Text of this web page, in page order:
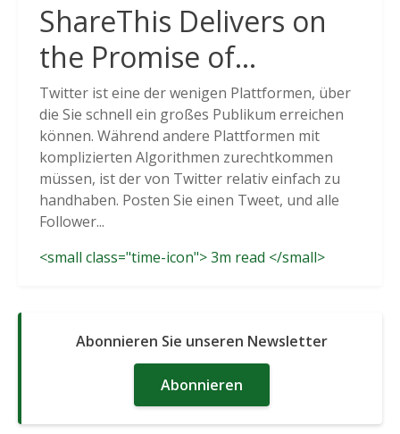
ShareThis Delivers on
the Promise of
Cookieless Data
Solutions
Twitter ist eine der wenigen Plattformen, über
die Sie schnell ein großes Publikum erreichen
können. Während andere Plattformen mit
komplizierten Algorithmen zurechtkommen
müssen, ist der von Twitter relativ einfach zu
handhaben. Posten Sie einen Tweet, und alle
Follower...
<small class="time-icon"> 3m read </small>
Abonnieren Sie unseren Newsletter
Abonnieren